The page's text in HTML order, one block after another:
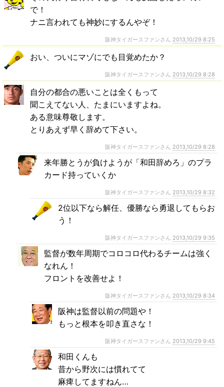
で！
ナニ言われても神妙にするんやぞ！
阪神タイガースファンさん 2013,10/29 8:25
おい、ついにマゾにでも目覚めたか？
阪神タイガースファンさん 2013,10/29 8:28
自分の都合の悪いことは全くもって
聞こえてない人、たまにいますよね。
ある意味尊敬します。
とりあえず早く辞めて下さい。
阪神タイガースファンさん 2013,10/29 8:28
来年勝とうが負けようが「和田辞めろ」のプラ
カード持っていくか
阪神タイガースファンさん 2013,10/29 8:32
2位以下なら解任、優勝なら勇退してもらお
う！
阪神タイガースファンさん 2013,10/29 9:35
監督が数年周期でコロコロ代わるチームは強く
なれん！
フロントを改善せよ！
阪神タイガースファンさん 2013,10/29 8:34
阪神は監督以前の問題や！
もっと根本を叩き直さな！
阪神タイガースファンさん 2013,10/29 9:45
和田くんも
昔から野次には慣れてて
麻痺してますねん…